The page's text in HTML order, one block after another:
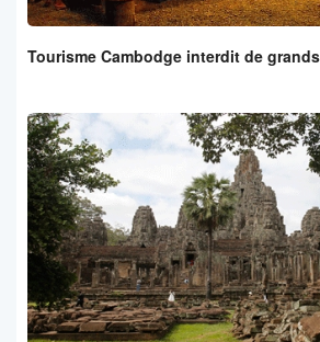
Tourisme Cambodge interdit de